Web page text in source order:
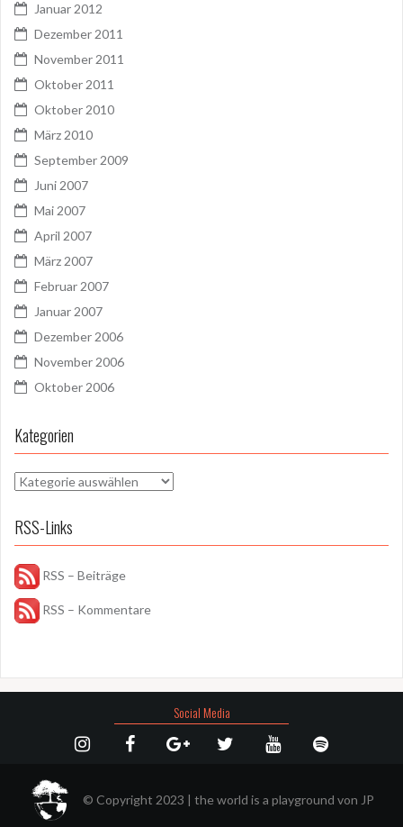
Januar 2012
Dezember 2011
November 2011
Oktober 2011
Oktober 2010
März 2010
September 2009
Juni 2007
Mai 2007
April 2007
März 2007
Februar 2007
Januar 2007
Dezember 2006
November 2006
Oktober 2006
Kategorien
Kategorien
RSS-Links
RSS – Beiträge
RSS – Kommentare
Social Media
© Copyright 2023 | the world is a playground von JP